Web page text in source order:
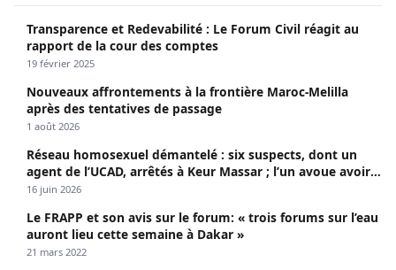
Transparence et Redevabilité : Le Forum Civil réagit au
rapport de la cour des comptes
19 février 2025
Nouveaux affrontements à la frontière Maroc-Melilla
après des tentatives de passage
1 août 2026
Réseau homosexuel démantelé : six suspects, dont un
agent de l’UCAD, arrêtés à Keur Massar ; l’un avoue avoir
propagé le VIH depuis 2018
16 juin 2026
Le FRAPP et son avis sur le forum: « trois forums sur l’eau
auront lieu cette semaine à Dakar »
21 mars 2022